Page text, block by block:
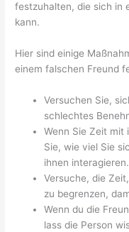
festzuhalten, die sich in
kann.
Hier sind einige
einem falschen Freund
Versuchen Sie,
schlechtes
Wenn Sie Zeit mit
Sie, wie viel Sie
ihnen interagieren.
Versuche, die
zu begrenzen,
Wenn du die
lass die Person